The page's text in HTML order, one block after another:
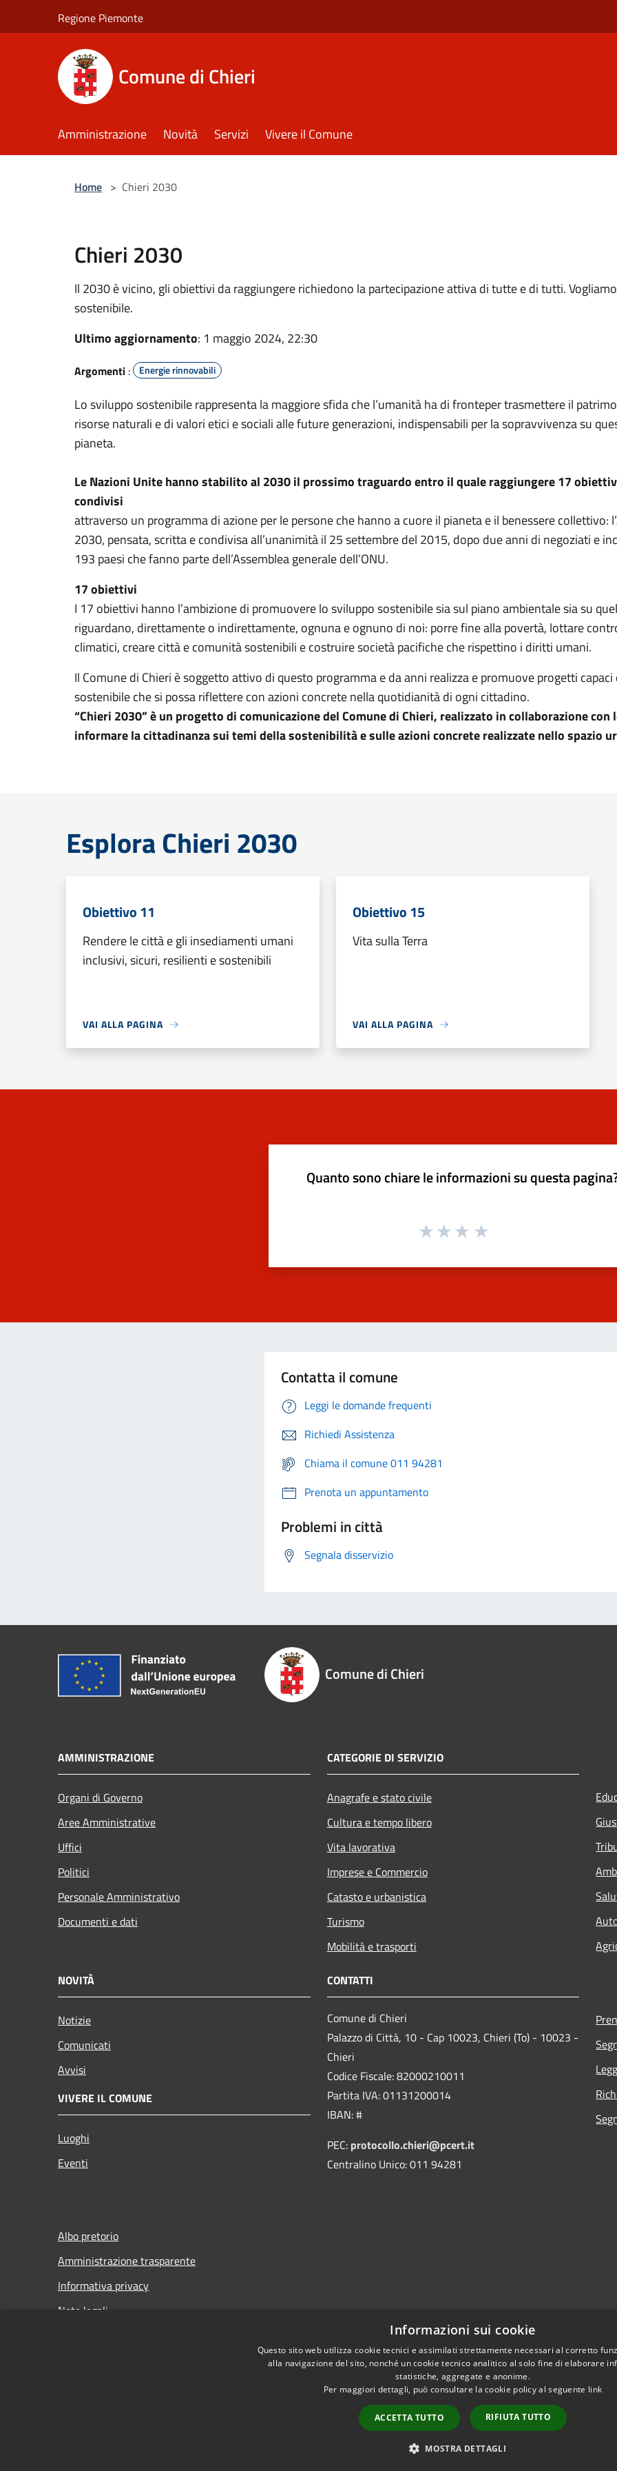
Regione Piemonte
Comune di Chieri
Amministrazione Novità Servizi Vivere il Comune
Home > Chieri 2030
Chieri 2030
Il 2030 è vicino, gli obiettivi da raggiungere richiedono la partecipazione attiva di tutte e di tutti.
sostenibile.
Ultimo aggiornamento: 1 maggio 2024, 22:30
Argomenti : Energie rinnovabili
Lo sviluppo sostenibile rappresenta la maggiore sfida che l’umanità ha di fronteper trasmettere il
risorse naturali e di valori etici e sociali alle future generazioni, indispensabili per la sopravvivenza su
pianeta.
Le Nazioni Unite hanno stabilito al 2030 il prossimo traguardo entro il quale raggiungere 17
condivisi
attraverso un programma di azione per le persone che hanno a cuore il pianeta e il benessere collettivo:
2030, pensata, scritta e condivisa all’unanimità il 25 settembre del 2015, dopo due anni di negoziati e
193 paesi che fanno parte dell’Assemblea generale dell’ONU.
17 obiettivi
I 17 obiettivi hanno l’ambizione di promuovere lo sviluppo sostenibile sia sul piano ambientale sia su
riguardano, direttamente o indirettamente, ognuna e ognuno di noi: porre fine alla povertà, lottare
climatici, creare città e comunità sostenibili e costruire società pacifiche che rispettino i diritti umani.
Il Comune di Chieri è soggetto attivo di questo programma e da anni realizza e promuove progetti
sostenibile che si possa riflettere con azioni concrete nella quotidianità di ogni cittadino.
“Chieri 2030” è un progetto di comunicazione del Comune di Chieri, realizzato in collaborazione
informare la cittadinanza sui temi della sostenibilità e sulle azioni concrete realizzate nello spazio
Esplora Chieri 2030
Obiettivo 11
Rendere le città e gli insediamenti umani
inclusivi, sicuri, resilienti e sostenibili
VAI ALLA PAGINA
Obiettivo 15
Vita sulla Terra
VAI ALLA PAGINA
Quanto sono chiare le informazioni su questa
Contatta il comune
Leggi le domande frequenti
Richiedi Assistenza
Chiama il comune 011 94281
Prenota un appuntamento
Problemi in città
Segnala disservizio
Comune di Chieri
AMMINISTRAZIONE
Organi di Governo
Aree Amministrative
Uffici
Politici
Personale Amministrativo
Documenti e dati
CATEGORIE DI SERVIZIO
Anagrafe e stato civile
Cultura e tempo libero
Vita lavorativa
Imprese e Commercio
Catasto e urbanistica
Turismo
Mobilità e trasporti
NOVITÀ
Notizie
Comunicati
Avvisi
VIVERE IL COMUNE
Luoghi
Eventi
CONTATTI
Comune di Chieri
Palazzo di Città, 10 - Cap 10023, Chieri (To) - 10023 -
Chieri
Codice Fiscale: 82000210011
Partita IVA: 01131200014
IBAN: #
PEC: protocollo.chieri@pcert.it
Centralino Unico: 011 94281
Albo pretorio
Amministrazione trasparente
Informativa privacy
Note legali
Copyright © 2026 •
Informazioni sui cookie
Questo sito web utilizza cookie tecnici e assimilati strettamente necessari al corretto
alla navigazione del sito, nonché un cookie tecnico analitico al solo fine di elaborare
statistiche, aggregate e anonime.
Per maggiori dettagli, può consultare la cookie policy al seguente link
ACCETTA TUTTO RIFIUTA TUTTO
MOSTRA DETTAGLI